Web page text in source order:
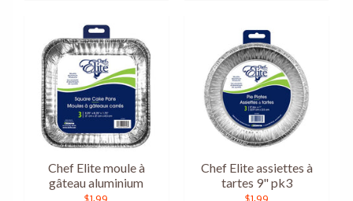
Chef Elite moule à
gâteau aluminium
Chef Elite assiettes à
tartes 9" pk3